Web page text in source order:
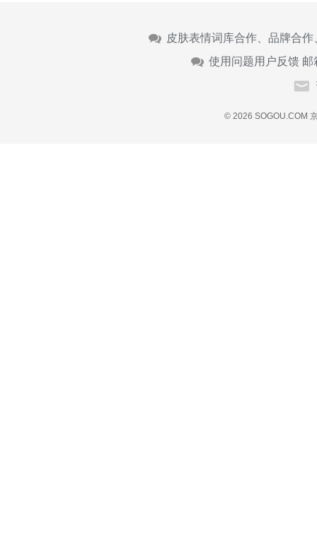
皮肤表情词库合作、品牌合
使用问题用户反馈 邮
© 2026 SOGOU.COM